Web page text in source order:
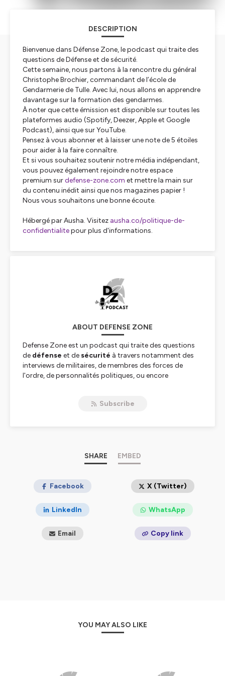
DESCRIPTION
Bienvenue dans Défense Zone, le podcast qui traite des
questions de Défense et de sécurité.
Cette semaine, nous partons à la rencontre du général
Christophe Brochier, commandant de l’école de
Gendarmerie de Tulle. Avec lui, nous allons en apprendre
davantage sur la formation des gendarmes.
À noter que cette émission est disponible sur toutes les
plateformes audio (Spotify, Deezer, Apple et Google
Podcast), ainsi que sur YouTube.
Pensez à vous abonner et à laisser une note de 5 étoiles
pour aider à la faire connaître.
Et si vous souhaitez soutenir notre média indépendant,
vous pouvez également rejoindre notre espace
premium surdefense-zone.com et mettre la main sur
du contenu inédit ainsi que nos magazines papier !
Nous vous souhaitons une bonne écoute.
Hébergé par Ausha. Visitez ausha.co/politique-de-
confidentialitepour plus d'informations.
ABOUT DEFENSE ZONE
Defense Zone est un podcast qui traite des questions
de défense et desécurité à travers notamment des
interviews de militaires, de membres des forces de
l'ordre, de personnalités politiques, ou encore
les plateformes en ligne de podcast est d'ouvrir au
Retrouvez-nous surhttps://defense-zone.com
Hébergé par Ausha. Visitez
ausha.co/politique-de-
Subscribe
SHARE EMBED
Facebook X (Twitter)
LinkedIn WhatsApp
Email Copy link
YOU MAY ALSO LIKE